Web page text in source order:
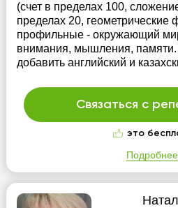
(счет в пределах 100,
пределах 20, геометрические
профильные - окружающий
внимания, мышления,
добавить английский и
Связаться с
это
Подробнее